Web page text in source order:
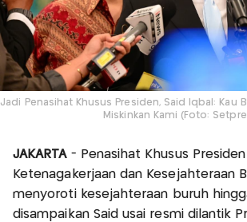
Jadi Penasihat Khusus Presiden, Said Iqbal: Kau
Miskinkan Kami (Foto:
JAKARTA- Penasihat Khusus Presiden
Ketenagakerjaan dan Kesejahteraan
menyoroti kesejahteraan buruh
disampaikan Said usai resmi dilantik